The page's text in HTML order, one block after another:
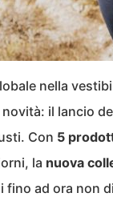
nella
novità: il lancio
Con 5
la nuova
fino ad ora non